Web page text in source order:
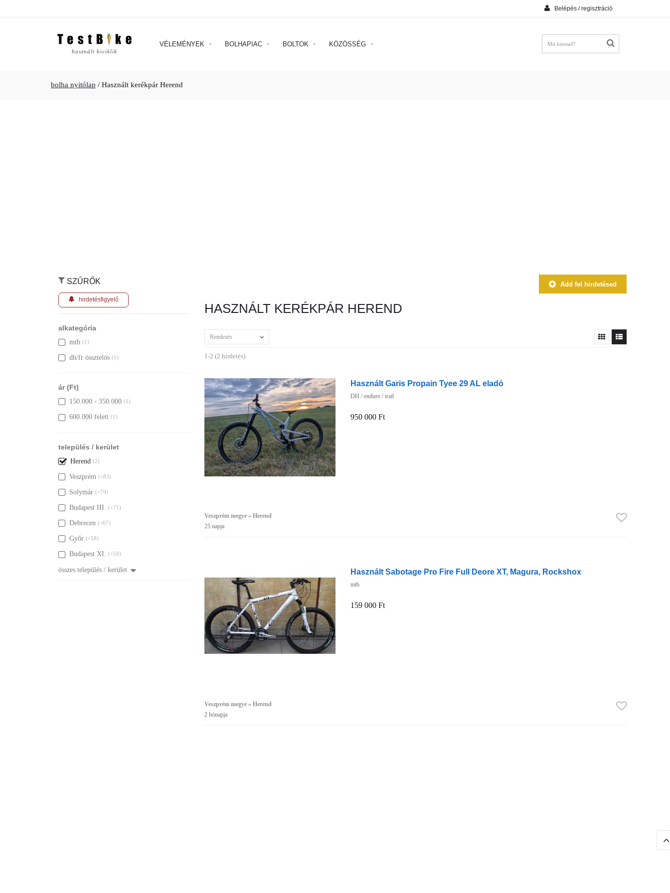
Belépés / regisztráció
használt biciklik
VÉLEMÉNYEK BOLHAPIAC BOLTOK KÖZÖSSÉG
bolha nyitólap / Használt kerékpár Herend
SZŰRŐK
hirdetésfigyelő
alkategória
mtb (1)
dh/fr össztelós (1)
ár (Ft)
150.000 - 350.000 (1)
600.000 felett (1)
település / kerület
Herend (2)
Veszprém (+83)
Solymár (+79)
Budapest III. (+71)
Debrecen (+67)
Győr (+58)
Budapest XI. (+50)
összes település / kerület
Add fel hirdetésed
HASZNÁLT KERÉKPÁR HEREND
Rendezés
1-2 (2 hirdetés)
Használt Garis Propain Tyee 29 AL eladó
DH / enduro / trail
950 000 Ft
Veszprém megye » Herend
25 napja
Használt Sabotage Pro Fire Full Deore XT, Magura, Rockshox
mtb
159 000 Ft
Veszprém megye » Herend
2 hónapja